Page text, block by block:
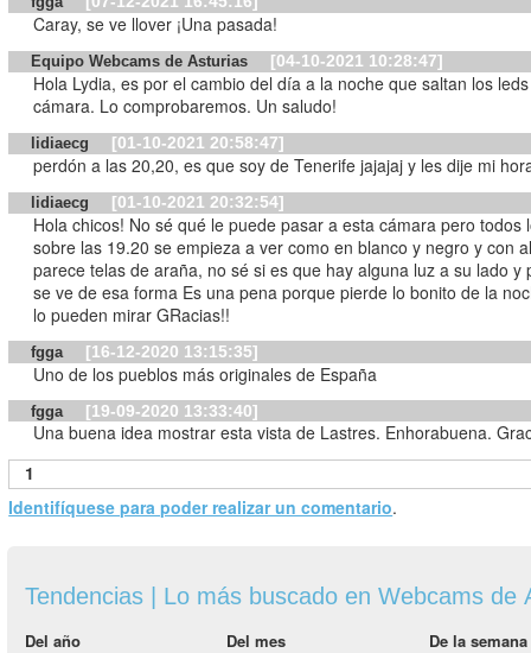
Caray, se ve llover ¡Una pasada!
Equipo Webcams de Asturias [04-10-2021 10:28:47]
Hola Lydia, es por el cambio del día a la noche que saltan los
cámara. Lo comprobaremos. Un saludo!
lidiaecg [01-10-2021 20:58:47]
perdón a las 20,20, es que soy de Tenerife jajajaj y les dije mi
lidiaecg [01-10-2021 20:32:54]
Hola chicos! No sé qué le puede pasar a esta cámara pero todos
sobre las 19.20 se empieza a ver como en blanco y negro y con
parece telas de araña, no sé si es que hay alguna luz a su lado y por eso
se ve de esa forma Es una pena porque pierde lo bonito de la
lo pueden mirar GRacias!!
fgga [16-12-2020 13:15:35]
Uno de los pueblos más originales de España
fgga [19-09-2020 13:33:40]
Una buena idea mostrar esta vista de Lastres. Enhorabuena.
1
Identifíquese para poder realizar un comentario.
Tendencias | Lo más buscado en Webcams de
Del año Del mes
De la semana